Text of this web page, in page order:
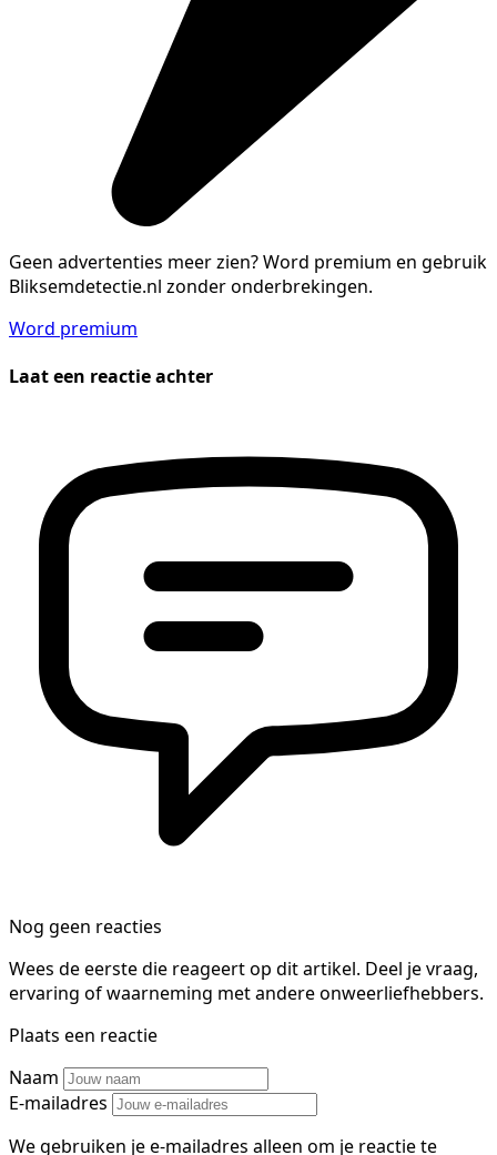
Geen advertenties meer zien?Word premium en gebruik
Bliksemdetectie.nl zonder onderbrekingen.
Word premium
Laat een reactie achter
Nog geen reacties
Wees de eerste die reageert op dit artikel. Deel je vraag,
ervaring of waarneming met andere onweerliefhebbers.
Plaats een reactie
Naam
E-mailadres
We gebruiken je e-mailadres alleen om je reactie te